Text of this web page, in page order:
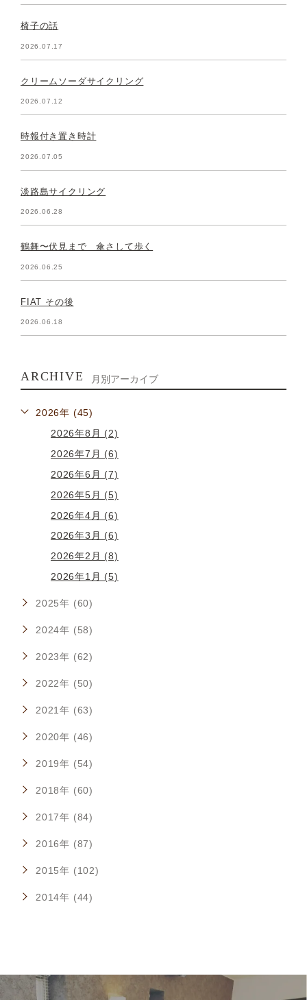
椅子の話
2026.07.17
クリームソーダサイクリング
2026.07.12
時報付き置き時計
2026.07.05
淡路島サイクリング
2026.06.28
鶴舞〜伏見まで 傘さして歩く
2026.06.25
FIAT その後
2026.06.18
ARCHIVE 月別アーカイブ
2026年 (45)
2026年8月 (2)
2026年7月 (6)
2026年6月 (7)
2026年5月 (5)
2026年4月 (6)
2026年3月 (6)
2026年2月 (8)
2026年1月 (5)
2025年 (60)
2024年 (58)
2023年 (62)
2022年 (50)
2021年 (63)
2020年 (46)
2019年 (54)
2018年 (60)
2017年 (84)
2016年 (87)
2015年 (102)
2014年 (44)